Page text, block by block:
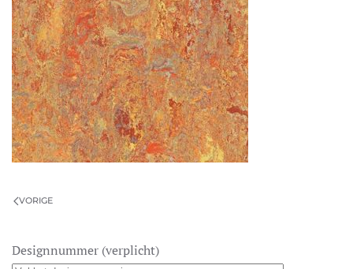
VORIGE
Designnummer (verplicht)